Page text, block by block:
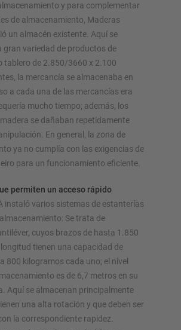
y para complementar
de almacenamiento, Maderas
un almacén existente. Aquí se
gran variedad de productos de
tablero de 2.850/3660 x 2.100
la mercancía se almacenaba en
a cada una de las mercancías era
mucho tiempo; además, los
se dañaban repetidamente
En general, la zona de
ya no cumplía con las exigencias de
para un funcionamiento eficiente.
permiten un acceso rápido
instaló varios sistemas de estanterías
Se trata de
cuyos brazos de hasta 1.850
tienen una capacidad de
800 kilogramos cada uno; el nivel
es de 6,7 metros en su
Aquí se almacenan principalmente
una alta rotación y que deben ser
la correspondiente rapidez.